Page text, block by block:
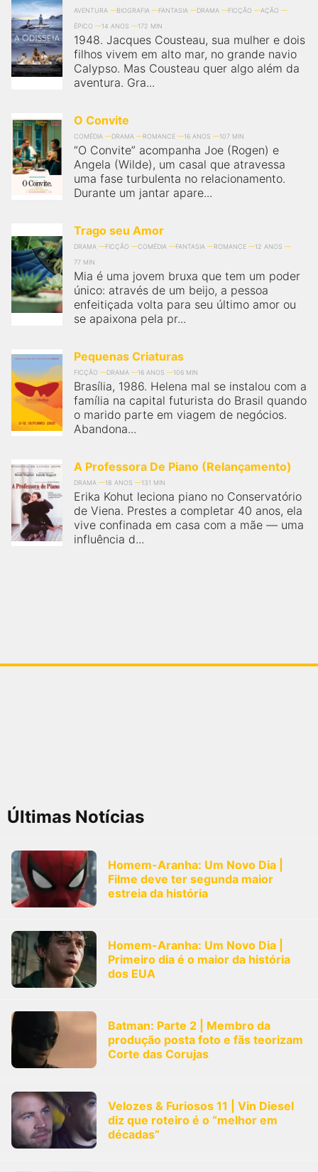
AVENTURA BIOGRAFIA FANTASIA DRAMA FICÇÃO
AÇÃO
ÉPICO
14 ANOS 172 MIN
1948. Jacques Cousteau, sua mulher e dois
filhos vivem em alto mar, no grande navio
Calypso. Mas Cousteau quer algo além da
aventura. Gra...
O Convite
COMÉDIA DRAMA ROMANCE 16 ANOS 107 MIN
“O Convite” acompanha Joe (Rogen) e
Angela (Wilde), um casal que atravessa
uma fase turbulenta no relacionamento.
Durante um jantar apare...
Trago seu Amor
DRAMA FICÇÃO COMÉDIA FANTASIA ROMANCE
12 ANOS
77 MIN
Mia é uma jovem bruxa que tem um poder
único: através de um beijo, a pessoa
enfeitiçada volta para seu último amor ou
se apaixona pela pr...
Pequenas Criaturas
FICÇÃO DRAMA 16 ANOS 106 MIN
Brasília, 1986. Helena mal se instalou com a
família na capital futurista do Brasil quando
o marido parte em viagem de negócios.
Abandona...
A Professora De Piano (Relançamento)
DRAMA 18 ANOS 131 MIN
Erika Kohut leciona piano no Conservatório
de Viena. Prestes a completar 40 anos, ela
vive confinada em casa com a mãe — uma
influência d...
Últimas Notícias
Homem-Aranha: Um Novo Dia |
Filme deve ter segunda maior
estreia da história
Homem-Aranha: Um Novo Dia |
Primeiro dia é o maior da história
dos EUA
Batman: Parte 2 | Membro da
produção posta foto e fãs teorizam
Corte das Corujas
Velozes & Furiosos 11 | Vin Diesel
diz que roteiro é o “melhor em
décadas”